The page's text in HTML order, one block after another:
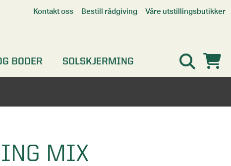
Kontakt oss Bestill rådgiving Våre utstillingsbutikker
Kristiansand
BODER
SOLSKJERMING
MIX